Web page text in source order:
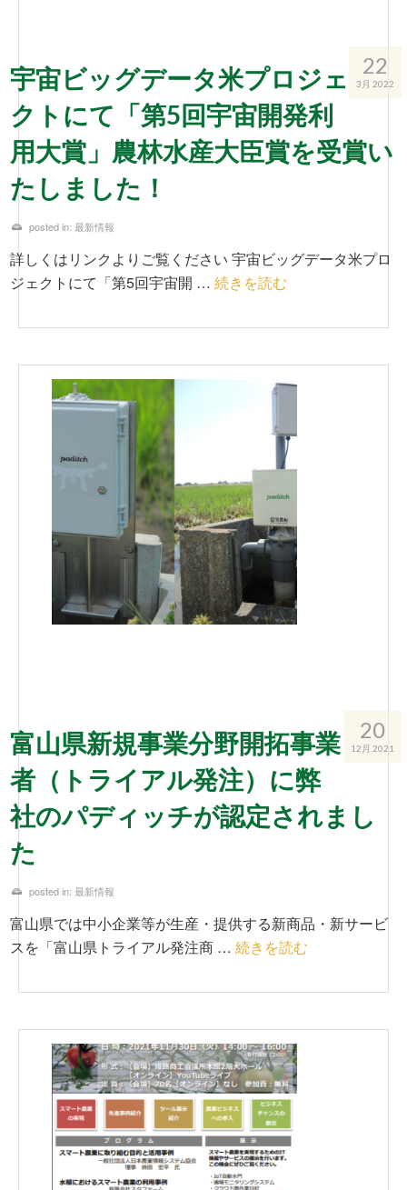
22
3月 2022
宇宙ビッグデータ米プロジェ
クトにて「第5回宇宙開発利
用大賞」農林水産大臣賞を受賞い
たしました！
posted in: 最新情報
詳しくはリンクよりご覧ください 宇宙ビッグデータ米プロ
ジェクトにて「第5回宇宙開 … 続きを読む
20
12月 2021
富山県新規事業分野開拓事業
者（トライアル発注）に弊
社のパディッチが認定されまし
た
posted in: 最新情報
富山県では中小企業等が生産・提供する新商品・新サービ
スを「富山県トライアル発注商 … 続きを読む